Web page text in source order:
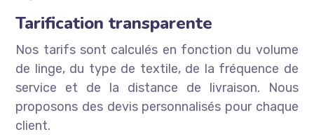
Tarification transparente
Nos tarifs sont calculés en fonction du volume
de linge, du type de textile, de la fréquence de
service et de la distance de livraison. Nous
proposons des devis personnalisés pour chaque
client.